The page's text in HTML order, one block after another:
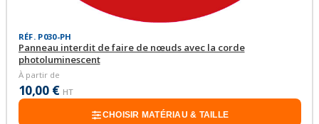
RÉF. P030-PH
Panneau interdit de faire de nœuds avec la corde
photoluminescent
À partir de
10,00 € HT
CHOISIR MATÉRIAU & TAILLE